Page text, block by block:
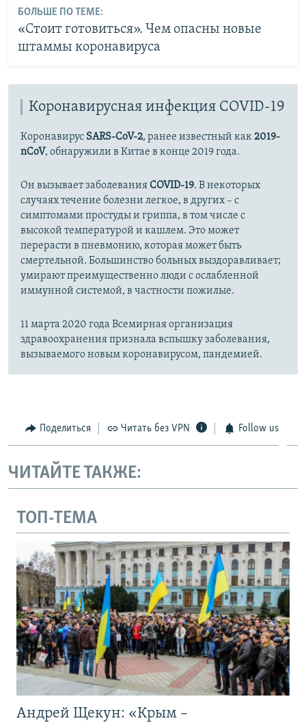
БОЛЬШЕ ПО ТЕМЕ:
«Стоит готовиться». Чем опасны новые
штаммы коронавируса
Коронавирусная инфекция COVID-19
Коронавирус SARS-CoV-2, ранее известный как2019-
nCoV, обнаружили в Китае в конце 2019 года.
Он вызывает заболеванияCOVID-19. В некоторых
случаях течение болезни легкое, в других – с
симптомами простуды и гриппа, в том числе с
высокой температурой и кашлем. Это может
перерасти в пневмонию, которая может быть
смертельной. Большинство больных выздоравливает;
умирают преимущественно люди с ослабленной
иммунной системой, в частности пожилые.
11 марта 2020 года Всемирная организация
здравоохранения признала вспышку заболевания,
вызываемого новым коронавирусом, пандемией.
Поделиться Читать без VPN Follow us
ЧИТАЙТЕ ТАКЖЕ:
ТОП-ТЕМА
Андрей Щекун: «Крым –